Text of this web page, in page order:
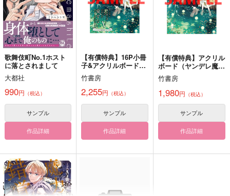
作品詳細 作品詳細 作品詳細
moonflower
944円（税込）
降谷零×宮野志保
ふゆの夜
ぽぽぽ軽食堂
歌舞伎町No.1ホスト
に落とされまして
大都社
990円 （税込）
サンプル
作品詳細
【有償特典】16P小冊
子&アクリルボードセ
ット（ヤンデレ魔法使
いは石像の乙女しか愛
せない 魔女は愛弟子
の熱い口づけでとけ
る 5）
竹書房
2,255円 （税込）
サンプル
作品詳細
【有償特典】アクリル
ボード（ヤンデレ魔法
使いは石像の乙女しか
愛せない 魔女は愛弟
子の熱い口づけでとけ
る 5）
竹書房
1,980円 （税込）
サンプル
作品詳細